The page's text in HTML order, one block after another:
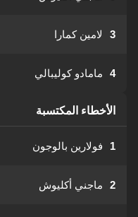
3 لامين كمارا
4 مامادو كوليبالي
الأخطاء المكتسبة
1 فولارين بالوجون
2 ماجني أكليوش